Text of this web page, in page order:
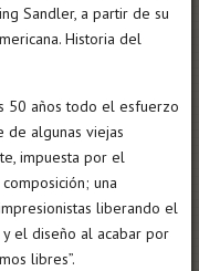
Sandler, a partir de su
Historia del
50 años todo el esfuerzo
de algunas viejas
impuesta por el
una
liberando el
el diseño al acabar por
libres”.